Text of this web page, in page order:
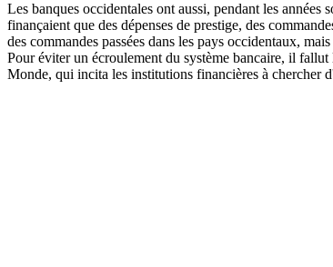
Les banques occidentales ont aussi, pendant les
finançaient que des dépenses de prestige, des
des commandes passées dans les pays occidentaux,
Pour éviter un écroulement du système bancaire, il
Monde, qui incita les institutions financières à chercher